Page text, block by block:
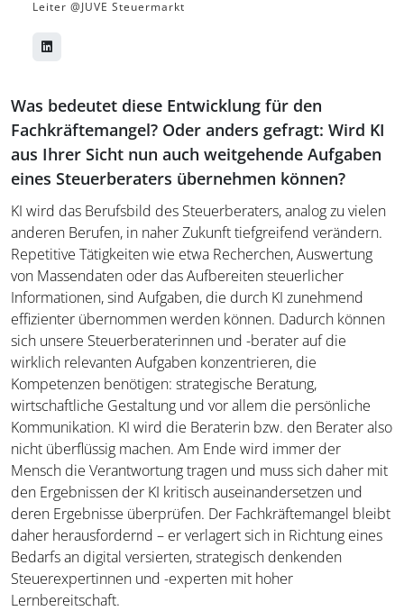
Leiter @JUVE Steuermarkt
Was bedeutet diese Entwicklung für den
Fachkräftemangel? Oder anders gefragt: Wird KI
aus Ihrer Sicht nun auch weitgehende Aufgaben
eines Steuerberaters übernehmen können?
KI wird das Berufsbild des Steuerberaters, analog zu vielen
anderen Berufen, in naher Zukunft tiefgreifend verändern.
Repetitive Tätigkeiten wie etwa Recherchen, Auswertung
von Massendaten oder das Aufbereiten steuerlicher
Informationen, sind Aufgaben, die durch KI zunehmend
effizienter übernommen werden können. Dadurch können
sich unsere Steuerberaterinnen und -berater auf die
wirklich relevanten Aufgaben konzentrieren, die
Kompetenzen benötigen: strategische Beratung,
wirtschaftliche Gestaltung und vor allem die persönliche
Kommunikation. KI wird die Beraterin bzw. den Berater also
nicht überflüssig machen. Am Ende wird immer der
Mensch die Verantwortung tragen und muss sich daher mit
den Ergebnissen der KI kritisch auseinandersetzen und
deren Ergebnisse überprüfen. Der Fachkräftemangel bleibt
daher herausfordernd – er verlagert sich in Richtung eines
Bedarfs an digital versierten, strategisch denkenden
Steuerexpertinnen und -experten mit hoher
Lernbereitschaft.